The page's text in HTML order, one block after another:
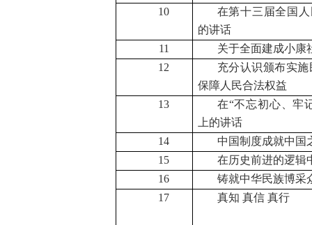
10
在第十三届全国
的讲话
11
关于全面建成小康
12
充分认识颁布实
保障人民合法权益
13
在“不忘初心、牢
上的讲话
14
中国制度成就中国
15
在历史前进的逻辑
16
铸就中华民族博采
17
真知 真信 真行